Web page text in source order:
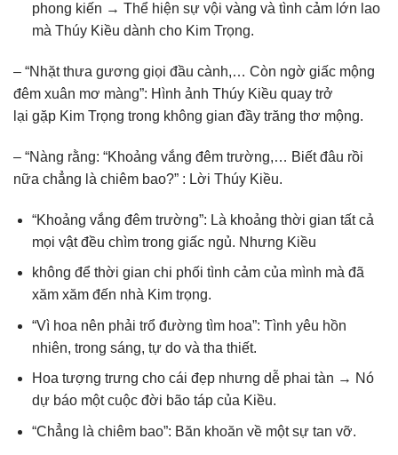
phong kiến → Thể hiện sự vội vàng và tình cảm lớn lao
mà Thúy Kiều dành cho Kim Trọng.
– “Nhặt thưa gương giọi đầu cành,… Còn ngờ giấc mộng
đêm xuân mơ màng”: Hình ảnh Thúy Kiều quay trở
lại gặp Kim Trọng trong không gian đầy trăng thơ mộng.
– “Nàng rằng: “Khoảng vắng đêm trường,… Biết đâu rồi
nữa chẳng là chiêm bao?” : Lời Thúy Kiều.
“Khoảng vắng đêm trường”: Là khoảng thời gian tất cả
mọi vật đều chìm trong giấc ngủ. Nhưng Kiều
không để thời gian chi phối tình cảm của mình mà đã
xăm xăm đến nhà Kim trọng.
“Vì hoa nên phải trổ đường tìm hoa”: Tình yêu hồn
nhiên, trong sáng, tự do và tha thiết.
Hoa tượng trưng cho cái đẹp nhưng dễ phai tàn → Nó
dự báo một cuộc đời bão táp của Kiều.
“Chẳng là chiêm bao”: Băn khoăn về một sự tan vỡ.